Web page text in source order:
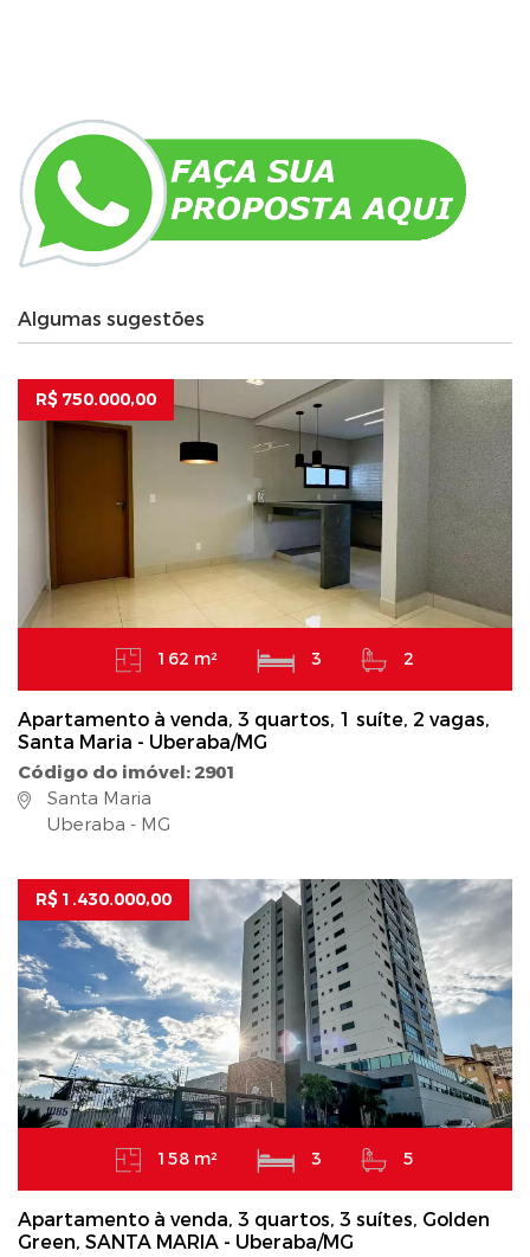
Algumas sugestões
R$ 750.000,00
162 m² 3 2
Apartamento à venda, 3 quartos, 1 suíte, 2 vagas,
Santa Maria - Uberaba/MG
Código do imóvel: 2901
Santa Maria
Uberaba - MG
R$ 1.430.000,00
158 m² 3 5
Apartamento à venda, 3 quartos, 3 suítes, Golden
Green, SANTA MARIA - Uberaba/MG